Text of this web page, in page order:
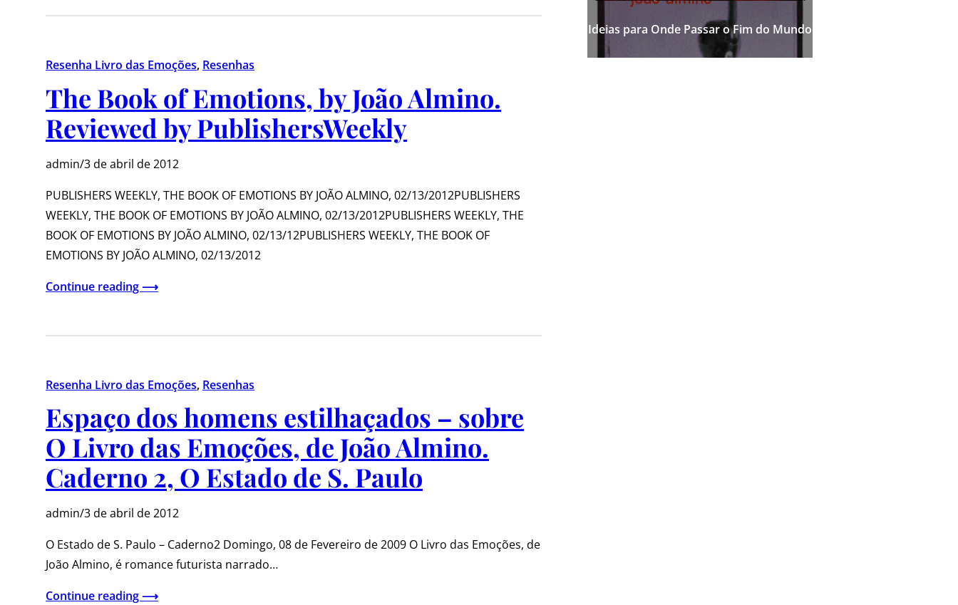
Resenha Livro das Emoções, Resenhas
The Book of Emotions, by João Almino.
Reviewed by PublishersWeekly
admin/3 de abril de 2012
PUBLISHERS WEEKLY, THE BOOK OF EMOTIONS BY JOÃO ALMINO, 02/13/2012PUBLISHERS
WEEKLY, THE BOOK OF EMOTIONS BY JOÃO ALMINO, 02/13/2012PUBLISHERS WEEKLY, THE
BOOK OF EMOTIONS BY JOÃO ALMINO, 02/13/12PUBLISHERS WEEKLY, THE BOOK OF
EMOTIONS BY JOÃO ALMINO, 02/13/2012
Continue reading ⟶
Resenha Livro das Emoções, Resenhas
Espaço dos homens estilhaçados – sobre
O Livro das Emoções, de João Almino.
Caderno 2, O Estado de S. Paulo
admin/3 de abril de 2012
O Estado de S. Paulo – Caderno2 Domingo, 08 de Fevereiro de 2009 O Livro das Emoções, de
João Almino, é romance futurista narrado…
Continue reading ⟶
Ideias para Onde Passar o Fim do Mundo